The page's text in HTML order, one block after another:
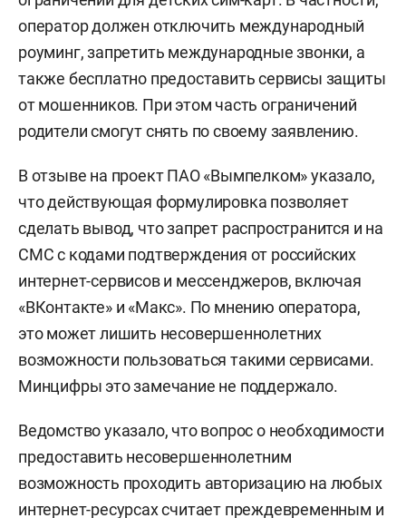
оператор должен отключить международный
роуминг, запретить международные звонки, а
также бесплатно предоставить сервисы защиты
от мошенников. При этом часть ограничений
родители смогут снять по своему заявлению.
В отзыве на проект ПАО «Вымпелком» указало,
что действующая формулировка позволяет
сделать вывод, что запрет распространится и на
СМС с кодами подтверждения от российских
интернет-сервисов и мессенджеров, включая
«ВКонтакте» и «Макс». По мнению оператора,
это может лишить несовершеннолетних
возможности пользоваться такими сервисами.
Минцифры это замечание не поддержало.
Ведомство указало, что вопрос о необходимости
предоставить несовершеннолетним
возможность проходить авторизацию на любых
интернет-ресурсах считает преждевременным и